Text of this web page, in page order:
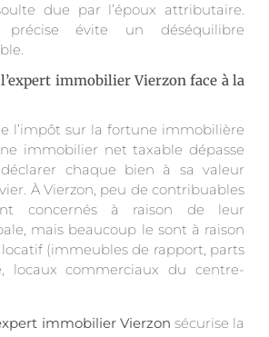
due par l’époux attributaire.
précise évite un déséquilibre
immobilier Vierzon face à la
l’impôt sur la fortune immobilière
immobilier net taxable dépasse
chaque bien à sa valeur
À Vierzon, peu de contribuables
concernés à raison de leur
mais beaucoup le sont à raison
(immeubles de rapport, parts
locaux commerciaux du centre-
immobilier Vierzon sécurise la